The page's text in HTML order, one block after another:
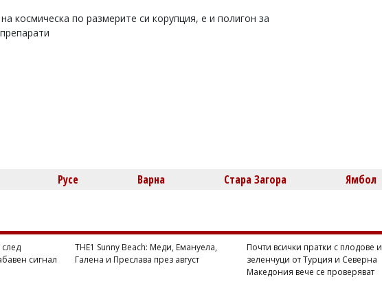
космическа по размерите си корупция, е и полигон за
Русе Варна Стара Загора Ямбол
след
сигнал
THE1 Sunny Beach: Меди, Емануела,
Галена и Преслава през август
Почти всички пратки с плодове и
зеленчуци от Турция и Северна
Македония вече се проверяват